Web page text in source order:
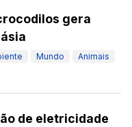
gera
Mundo Animais
de eletricidade